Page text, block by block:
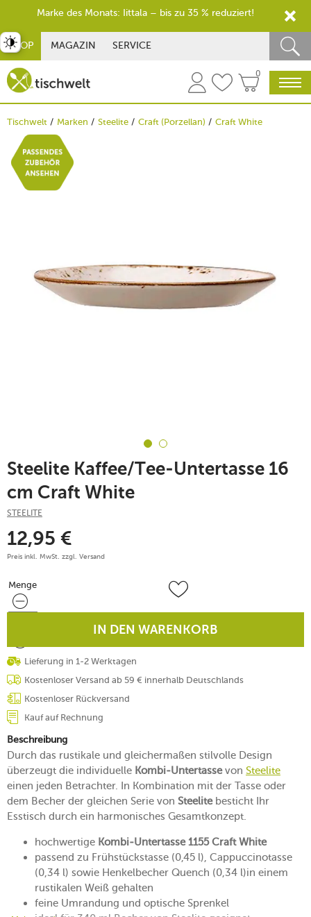
SHOP MAGAZIN SERVICE
0
Tischwelt Marken Steelite Craft (Porzellan) Craft White
Steelite Kaffee/Tee-Untertasse 16
cm Craft White
STEELITE
12,95 €
Preis inkl. MwSt. zzgl. Versand
Menge
Menge
IN DEN WARENKORB
Lieferung in 1-2 Werktagen
Kostenloser Versand ab 59 € innerhalb Deutschlands
Kostenloser Rückversand
Kauf auf Rechnung
Beschreibung
Durch das rustikale und gleichermaßen stilvolle Design
überzeugt die individuelle Kombi-Untertassevon Steelite
einen jeden Betrachter. In Kombination mit der Tasse oder
dem Becher der gleichen Serie von Steelitebesticht Ihr
Esstisch durch ein harmonisches Gesamtkonzept.
hochwertige Kombi-Untertasse 1155 Craft White
passend zu Frühstückstasse (0,45 l), Cappuccinotasse
(0,34 l) sowie Henkelbecher Quench (0,34 l)in einem
rustikalen Weiß gehalten
feine Umrandung und optische Sprenkel
umschalten
Marke des Monats: Iittala – bis zu 35 % reduziert!